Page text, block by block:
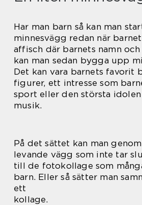
Har man barn så kan man
minnesvägg redan när
affisch där barnets namn
kan man sedan bygga upp
Det kan vara barnets favorit
figurer, ett intresse som
sport eller den största
musik.
På det sättet kan man
levande vägg som inte tar
till de fotokollage som
barn. Eller så sätter man
ett
kollage.